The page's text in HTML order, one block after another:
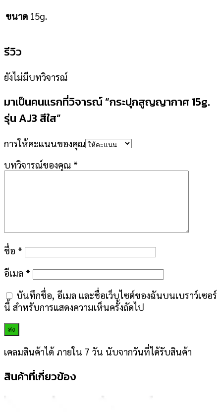
ขนาด 15g.
รีวิว
ยังไม่มีบทวิจารณ์
มาเป็นคนแรกที่วิจารณ์ “กระปุกสูญญากาศ 15g.
รุ่น AJ3 สีใส”
การให้คะแนนของคุณ
บทวิจารณ์ของคุณ *
ชื่อ *
อีเมล *
บันทึกชื่อ, อีเมล และชื่อเว็บไซต์ของฉันบนเบราว์เซอร์
นี้ สำหรับการแสดงความเห็นครั้งถัดไป
เคลมสินค้าได้ ภายใน 7 วัน นับจากวันที่ได้รับสินค้า
สินค้าที่เกี่ยวข้อง